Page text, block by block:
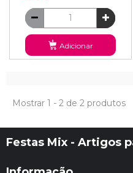
Adicionar
Mostrar 1 - 2 de 2 produtos
Festas Mix - Artigos